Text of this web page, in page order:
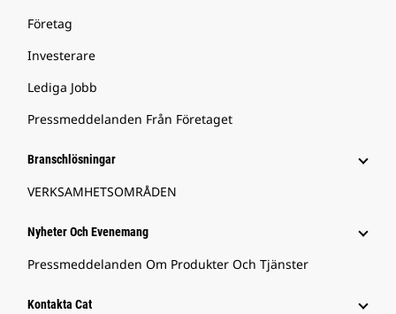
Företag
Investerare
Lediga Jobb
Pressmeddelanden Från Företaget
Branschlösningar
VERKSAMHETSOMRÅDEN
Nyheter Och Evenemang
Pressmeddelanden Om Produkter Och Tjänster
Kontakta Cat